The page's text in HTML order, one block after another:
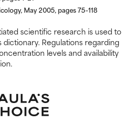
May 2005, pages 75–118
scientific research is used to
dictionary. Regulations regarding
levels and availability
ontsteking,
veroorzaken.
gevallen
maar over
dan goed doet.
ontsteking,
veroorzaken.
gevallen
maar over
dan goed doet.